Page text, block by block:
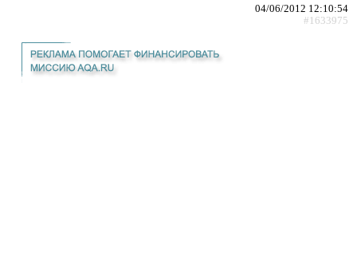
04/06/2012 12:10:54
#1633975